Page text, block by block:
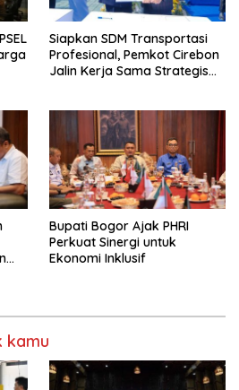
Siapkan SDM Transportasi
Profesional, Pemkot Cirebon
Jalin Kerja Sama Strategis
Bupati Bogor Ajak PHRI
Perkuat Sinergi untuk
Ekonomi Inklusif
kamu